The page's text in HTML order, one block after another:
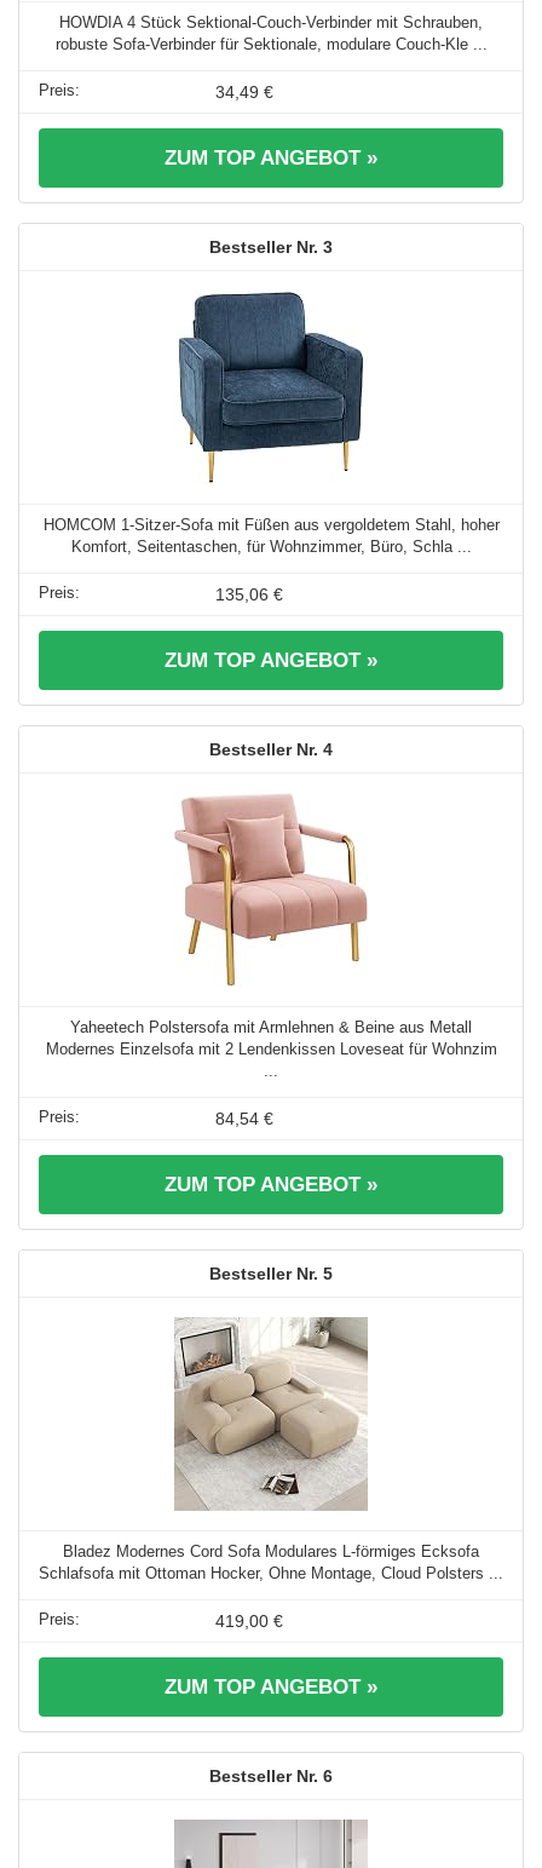
HOWDIA 4 Stück Sektional-Couch-Verbinder mit Schrauben,
robuste Sofa-Verbinder für Sektionale, modulare Couch-Kle ...
34,49 €
ZUM TOP ANGEBOT »
3
HOMCOM 1-Sitzer-Sofa mit Füßen aus vergoldetem Stahl, hoher
Komfort, Seitentaschen, für Wohnzimmer, Büro, Schla ...
135,06 €
ZUM TOP ANGEBOT »
4
Yaheetech Polstersofa mit Armlehnen & Beine aus Metall
Modernes Einzelsofa mit 2 Lendenkissen Loveseat für Wohnzim
84,54 €
ZUM TOP ANGEBOT »
5
Bladez Modernes Cord Sofa Modulares L-förmiges Ecksofa
Schlafsofa mit Ottoman Hocker, Ohne Montage, Cloud Polsters ...
419,00 €
ZUM TOP ANGEBOT »
6